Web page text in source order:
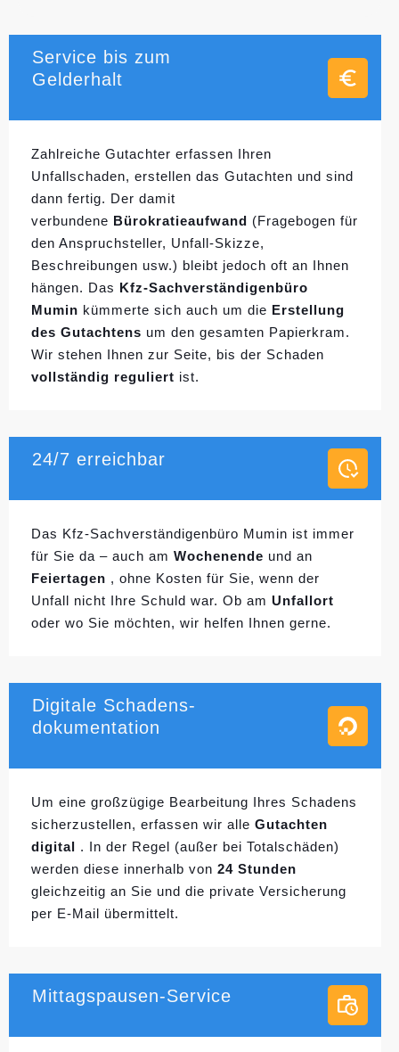
Service bis zum
Gelderhalt
Zahlreiche Gutachter erfassen Ihren
Unfallschaden, erstellen das Gutachten und sind
dann fertig. Der damit
verbundene Bürokratieaufwand (Fragebogen für
den Anspruchsteller, Unfall-Skizze,
Beschreibungen usw.) bleibt jedoch oft an Ihnen
hängen. Das Kfz-Sachverständigenbüro
Mumin kümmerte sich auch um die Erstellung
des Gutachtens um den gesamten Papierkram.
Wir stehen Ihnen zur Seite, bis der Schaden
vollständig reguliert ist.
24/7 erreichbar
Das Kfz-Sachverständigenbüro Mumin ist immer
für Sie da – auch am Wochenende und an
Feiertagen , ohne Kosten für Sie, wenn der
Unfall nicht Ihre Schuld war. Ob am Unfallort
oder wo Sie möchten, wir helfen Ihnen gerne.
Digitale Schadens-
dokumentation
Um eine großzügige Bearbeitung Ihres Schadens
sicherzustellen, erfassen wir alle Gutachten
digital . In der Regel (außer bei Totalschäden)
werden diese innerhalb von 24 Stunden
gleichzeitig an Sie und die private Versicherung
per E-Mail übermittelt.
Mittagspausen-Service